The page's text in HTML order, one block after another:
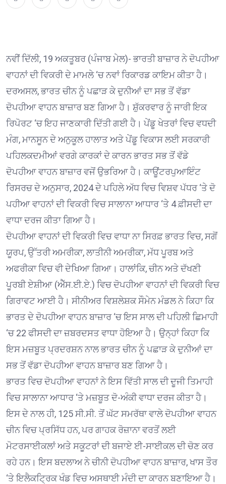
ਨਵੀਂ ਦਿੱਲੀ, 19 ਅਕਤੂਬਰ (ਪੰਜਾਬ ਮੇਲ)- ਭਾਰਤੀ ਬਾਜ਼ਾਰ ਨੇ ਦੋਪਹੀਆ
ਵਾਹਨਾਂ ਦੀ ਵਿਕਰੀ ਦੇ ਮਾਮਲੇ ‘ਚ ਨਵਾਂ ਰਿਕਾਰਡ ਕਾਇਮ ਕੀਤਾ ਹੈ।
ਦਰਅਸਲ, ਭਾਰਤ ਚੀਨ ਨੂੰ ਪਛਾੜ ਕੇ ਦੁਨੀਆਂ ਦਾ ਸਭ ਤੋਂ ਵੱਡਾ
ਦੋਪਹੀਆ ਵਾਹਨ ਬਾਜ਼ਾਰ ਬਣ ਗਿਆ ਹੈ। ਸ਼ੁੱਕਰਵਾਰ ਨੂੰ ਜਾਰੀ ਇਕ
ਰਿਪੋਰਟ ‘ਚ ਇਹ ਜਾਣਕਾਰੀ ਦਿੱਤੀ ਗਈ ਹੈ। ਪੇਂਡੂ ਖੇਤਰਾਂ ਵਿਚ ਵਧਦੀ
ਮੰਗ, ਮਾਨਸੂਨ ਦੇ ਅਨੁਕੂਲ ਹਾਲਾਤ ਅਤੇ ਪੇਂਡੂ ਵਿਕਾਸ ਲਈ ਸਰਕਾਰੀ
ਪਹਿਲਕਦਮੀਆਂ ਵਰਗੇ ਕਾਰਕਾਂ ਦੇ ਕਾਰਨ ਭਾਰਤ ਸਭ ਤੋਂ ਵੱਡੇ
ਦੋਪਹੀਆ ਵਾਹਨ ਬਾਜ਼ਾਰ ਵਜੋਂ ਉਭਰਿਆ ਹੈ। ਕਾਊਂਟਰਪੁਆਇੰਟ
ਰਿਸਰਚ ਦੇ ਅਨੁਸਾਰ, 2024 ਦੇ ਪਹਿਲੇ ਅੱਧ ਵਿਚ ਵਿਸ਼ਵ ਪੱਧਰ ‘ਤੇ ਦੋ
ਪਹੀਆ ਵਾਹਨਾਂ ਦੀ ਵਿਕਰੀ ਵਿਚ ਸਾਲਾਨਾ ਆਧਾਰ ‘ਤੇ 4 ਫ਼ੀਸਦੀ ਦਾ
ਵਾਧਾ ਦਰਜ ਕੀਤਾ ਗਿਆ ਹੈ।
ਦੋਪਹੀਆ ਵਾਹਨਾਂ ਦੀ ਵਿਕਰੀ ਵਿਚ ਵਾਧਾ ਨਾ ਸਿਰਫ਼ ਭਾਰਤ ਵਿਚ, ਸਗੋਂ
ਯੂਰਪ, ਉੱਤਰੀ ਅਮਰੀਕਾ, ਲਾਤੀਨੀ ਅਮਰੀਕਾ, ਮੱਧ ਪੂਰਬ ਅਤੇ
ਅਫਰੀਕਾ ਵਿਚ ਵੀ ਦੇਖਿਆ ਗਿਆ। ਹਾਲਾਂਕਿ, ਚੀਨ ਅਤੇ ਦੱਖਣੀ
ਪੂਰਬੀ ਏਸ਼ੀਆ (ਐੱਸ.ਈ.ਏ.) ਵਿਚ ਦੋਪਹੀਆ ਵਾਹਨਾਂ ਦੀ ਵਿਕਰੀ ਵਿਚ
ਗਿਰਾਵਟ ਆਈ ਹੈ। ਸੀਨੀਅਰ ਵਿਸ਼ਲੇਸ਼ਕ ਸੌਮੇਨ ਮੰਡਲ ਨੇ ਕਿਹਾ ਕਿ
ਭਾਰਤ ਦੇ ਦੋਪਹੀਆ ਵਾਹਨ ਬਾਜ਼ਾਰ ‘ਚ ਇਸ ਸਾਲ ਦੀ ਪਹਿਲੀ ਛਿਮਾਹੀ
‘ਚ 22 ਫੀਸਦੀ ਦਾ ਜ਼ਬਰਦਸਤ ਵਾਧਾ ਹੋਇਆ ਹੈ। ਉਨ੍ਹਾਂ ਕਿਹਾ ਕਿ
ਇਸ ਮਜ਼ਬੂਤ ਪ੍ਰਦਰਸ਼ਨ ਨਾਲ ਭਾਰਤ ਚੀਨ ਨੂੰ ਪਛਾੜ ਕੇ ਦੁਨੀਆਂ ਦਾ
ਸਭ ਤੋਂ ਵੱਡਾ ਦੋਪਹੀਆ ਵਾਹਨ ਬਾਜ਼ਾਰ ਬਣ ਗਿਆ ਹੈ।
ਭਾਰਤ ਵਿਚ ਦੋਪਹੀਆ ਵਾਹਨਾਂ ਨੇ ਇਸ ਵਿੱਤੀ ਸਾਲ ਦੀ ਦੂਜੀ ਤਿਮਾਹੀ
ਵਿਚ ਸਾਲਾਨਾ ਆਧਾਰ ‘ਤੇ ਮਜ਼ਬੂਤ ਦੋ-ਅੰਕੀ ਵਾਧਾ ਦਰਜ ਕੀਤਾ ਹੈ।
ਇਸ ਦੇ ਨਾਲ ਹੀ, 125 ਸੀ.ਸੀ. ਤੋਂ ਘੱਟ ਸਮਰੱਥਾ ਵਾਲੇ ਦੋਪਹੀਆ ਵਾਹਨ
ਚੀਨ ਵਿਚ ਪ੍ਰਸਿੱਧ ਹਨ, ਪਰ ਗਾਹਕ ਰੋਜ਼ਾਨਾ ਵਰਤੋਂ ਲਈ
ਮੋਟਰਸਾਈਕਲਾਂ ਅਤੇ ਸਕੂਟਰਾਂ ਦੀ ਬਜਾਏ ਈ-ਸਾਈਕਲ ਦੀ ਚੋਣ ਕਰ
ਰਹੇ ਹਨ। ਇਸ ਬਦਲਾਅ ਨੇ ਚੀਨੀ ਦੋਪਹੀਆ ਵਾਹਨ ਬਾਜ਼ਾਰ, ਖਾਸ ਤੌਰ
‘ਤੇ ਇਲੈਕਟ੍ਰਿਕ ਖੰਡ ਵਿਚ ਅਸਥਾਈ ਮੰਦੀ ਦਾ ਕਾਰਨ ਬਣਾਇਆ ਹੈ।